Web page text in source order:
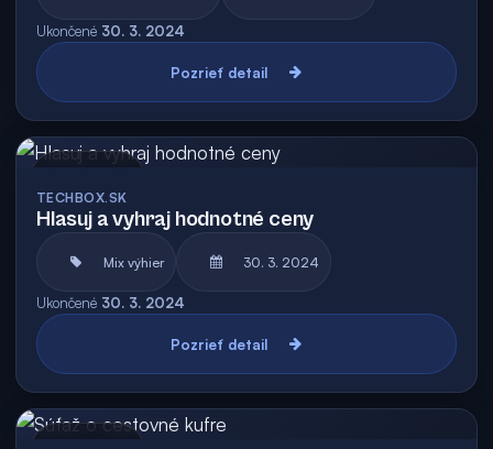
Ukončené 30. 3. 2024
Pozrieť detail
TECHBOX.SK
Hlasuj a vyhraj hodnotné ceny
Mix výhier 30. 3. 2024
Ukončené 30. 3. 2024
Pozrieť detail